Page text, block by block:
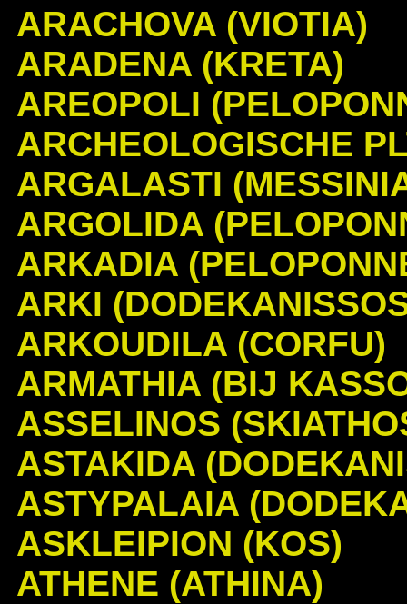
ARACHOVA (VIOTIA)
ARADENA (KRETA)
AREOPOLI
ARCHEOLOGISCHE
ARGALASTI
ARGOLIDA
ARKADIA
ARKI
ARKOUDILA (CORFU)
ARMATHIA (BIJ
ASSELINOS
ASTAKIDA
ASTYPALAIA
ASKLEIPION (KOS)
ATHENE (ATHINA)